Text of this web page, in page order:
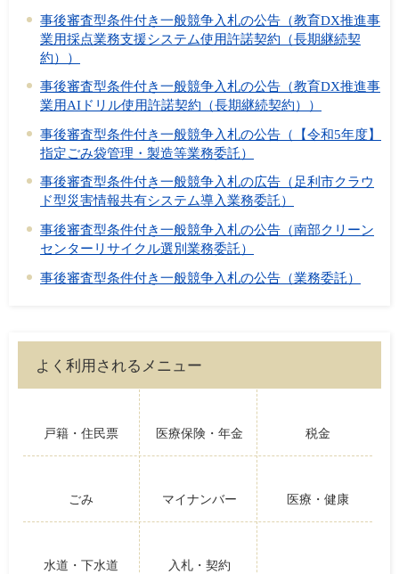
事後審査型条件付き一般競争入札の公告（教育DX推進事
業用採点業務支援システム使用許諾契約（長期継続契
約））
事後審査型条件付き一般競争入札の公告（教育DX推進事
業用AIドリル使用許諾契約（長期継続契約））
事後審査型条件付き一般競争入札の公告（【令和5年度】
指定ごみ袋管理・製造等業務委託）
事後審査型条件付き一般競争入札の広告（足利市クラウ
ド型災害情報共有システム導入業務委託）
事後審査型条件付き一般競争入札の公告（南部クリーン
センターリサイクル選別業務委託）
事後審査型条件付き一般競争入札の公告（業務委託）
よく利用されるメニュー
戸籍・住民票 医療保険・年金 税金
ごみ マイナンバー 医療・健康
水道・下水道 入札・契約